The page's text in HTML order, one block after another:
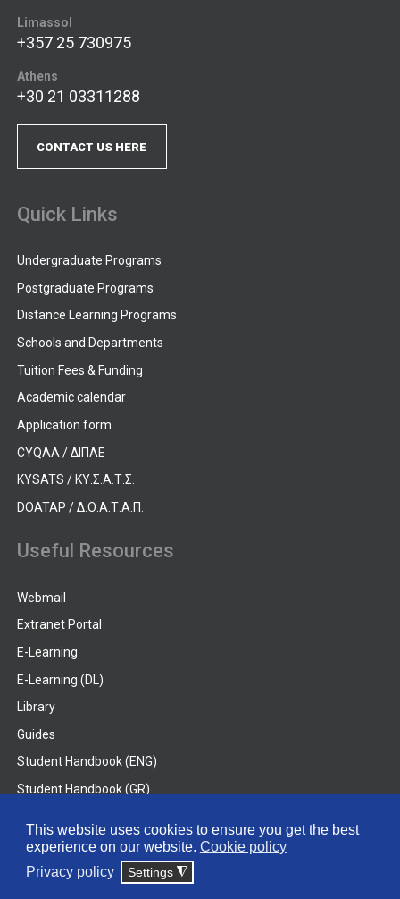
This website uses cookies to ensure you get the best
experience on our website. Cookie policy
Privacy policy
Settings ◮
Limassol
+357 25 730975
Athens
+30 21 03311288
CONTACT US HERE
Quick Links
Undergraduate Programs
Postgraduate Programs
Distance Learning Programs
Schools and Departments
Tuition Fees & Funding
Academic calendar
Application form
CYQAA / ΔΙΠΑΕ
KYSATS / ΚΥ.Σ.Α.Τ.Σ.
DOATAP / Δ.Ο.Α.Τ.Α.Π.
Useful Resources
Webmail
Extranet Portal
E-Learning
E-Learning (DL)
Library
Guides
Student Handbook (ENG)
Student Handbook (GR)
© 2026 Frederick University